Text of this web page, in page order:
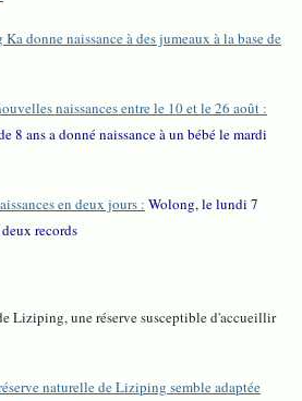
donne naissance à des jumeaux à la base de
naissances entre le 10 et le 26 août :
8 ans a donné naissance à un bébé le mardi
en deux jours : Wolong, le lundi 7
records
Liziping, une réserve susceptible d'accueillir
naturelle de Liziping semble adaptée